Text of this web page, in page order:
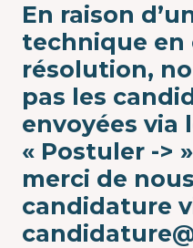
En raison
technique en
résolution,
pas les
envoyées via
« Postuler ->
merci de
candidature